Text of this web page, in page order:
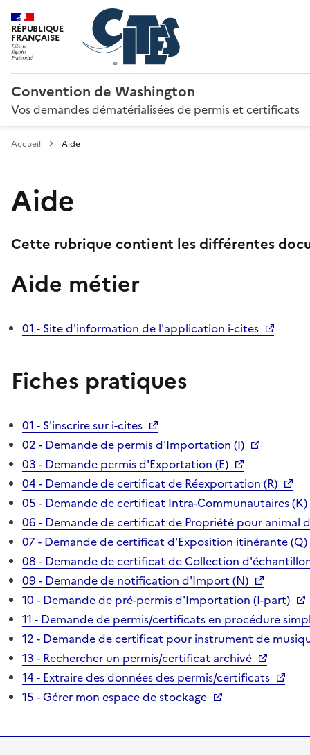
RÉPUBLIQUE
FRANÇAISE
Convention de Washington
Vos demandes dématérialisées de permis et certificats
Accueil Aide
Aide
Cette rubrique contient les différentes
Aide métier
01 - Site d'information de l'application i-cites
Fiches pratiques
01 - S'inscrire sur i-cites
02 - Demande de permis d'Importation (I)
03 - Demande permis d'Exportation (E)
04 - Demande de certificat de Réexportation (R)
05 - Demande de certificat Intra-Communautaires (K)
06 - Demande de certificat de Propriété pour animal
07 - Demande de certificat d'Exposition itinérante (Q)
08 - Demande de certificat de Collection
09 - Demande de notification d'Import (N)
10 - Demande de pré-permis d'Importation (I-part)
11 - Demande de permis/certificats en procédure
12 - Demande de certificat pour instrument de
13 - Rechercher un permis/certificat archivé
14 - Extraire des données des permis/certificats
15 - Gérer mon espace de stockage